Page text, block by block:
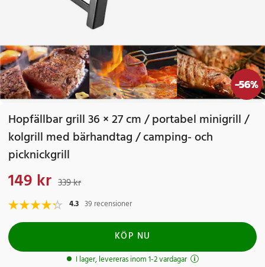
-56%
Hopfällbar grill 36 × 27 cm / portabel minigrill /
kolgrill med bärhandtag / camping- och
picknickgrill
Nuvarande pris
149 kr 339 kr
4.3 39 recensioner
KÖP NU
I lager, levereras inom 1-2 vardagar